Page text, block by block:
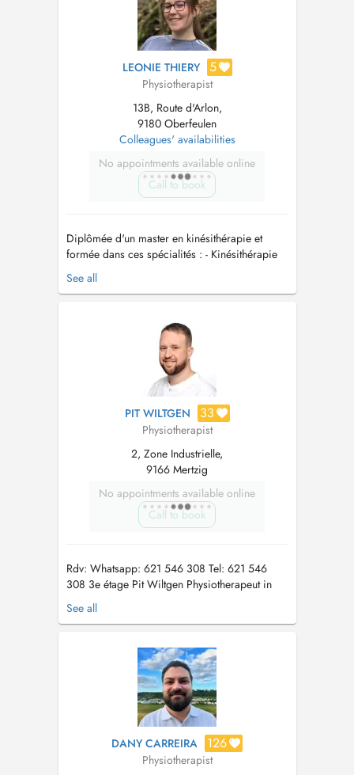
LEONIE THIERY 5
Physiotherapist
13B, Route d'Arlon,
9180 Oberfeulen
Colleagues' availabilities
No appointments available online
Call to book
Diplômée d'un master en kinésithérapie et
formée dans ces spécialités : - Kinésithérapie
vestibulaire -> Trouble de l'équilibre /
Migraines / Vertiges - Drainage lymphatique
Méthode McKenzie -> Douleurs...
See all
PIT WILTGEN 33
Physiotherapist
2, Zone Industrielle,
9166 Mertzig
No appointments available online
Call to book
Rdv: Whatsapp: 621 546 308 Tel: 621 546
308 3e étage Pit Wiltgen Physiotherapeut in
Mertzig | Manuelle Therapie, CMD, Dry
Needling & Kinesiotaping Pit Wiltgen ist
(Luxemburg) und spezialisiert auf die
Behandlung von Schmerzen, muskulären
Dysbalancen un...
See all
DANY CARREIRA 126
Physiotherapist